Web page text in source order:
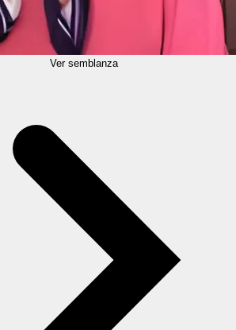
Ver semblanza